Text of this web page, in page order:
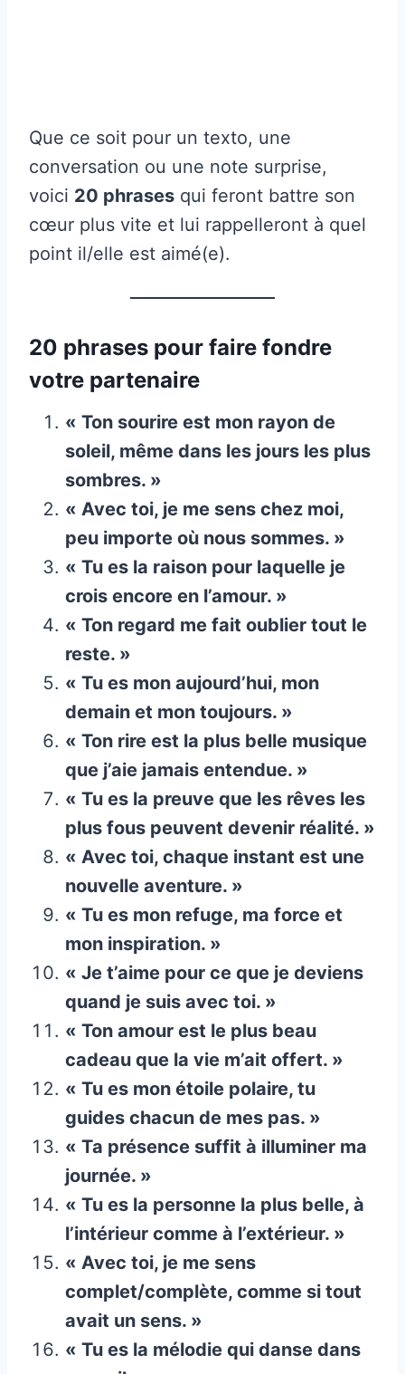
Que ce soit pour un texto, une
conversation ou une note surprise,
voici 20 phrases qui feront battre son
cœur plus vite et lui rappelleront à quel
point il/elle est aimé(e).
20 phrases pour faire fondre
votre partenaire
« Ton sourire est mon rayon de
soleil, même dans les jours les plus
sombres. »
« Avec toi, je me sens chez moi,
peu importe où nous sommes. »
« Tu es la raison pour laquelle je
crois encore en l’amour. »
« Ton regard me fait oublier tout le
reste. »
« Tu es mon aujourd’hui, mon
demain et mon toujours. »
« Ton rire est la plus belle musique
que j’aie jamais entendue. »
« Tu es la preuve que les rêves les
plus fous peuvent devenir réalité. »
« Avec toi, chaque instant est une
nouvelle aventure. »
« Tu es mon refuge, ma force et
mon inspiration. »
« Je t’aime pour ce que je deviens
quand je suis avec toi. »
« Ton amour est le plus beau
cadeau que la vie m’ait offert. »
« Tu es mon étoile polaire, tu
guides chacun de mes pas. »
« Ta présence suffit à illuminer ma
journée. »
« Tu es la personne la plus belle, à
l’intérieur comme à l’extérieur. »
« Avec toi, je me sens
complet/complète, comme si tout
avait un sens. »
« Tu es la mélodie qui danse dans